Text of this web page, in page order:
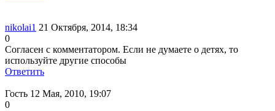
nikolai1 21 Октября, 2014, 18:34
0
Согласен с комментатором. Если не думаете о детях, то
используйте другие способы
Ответить
Гость 12 Мая, 2010, 19:07
0